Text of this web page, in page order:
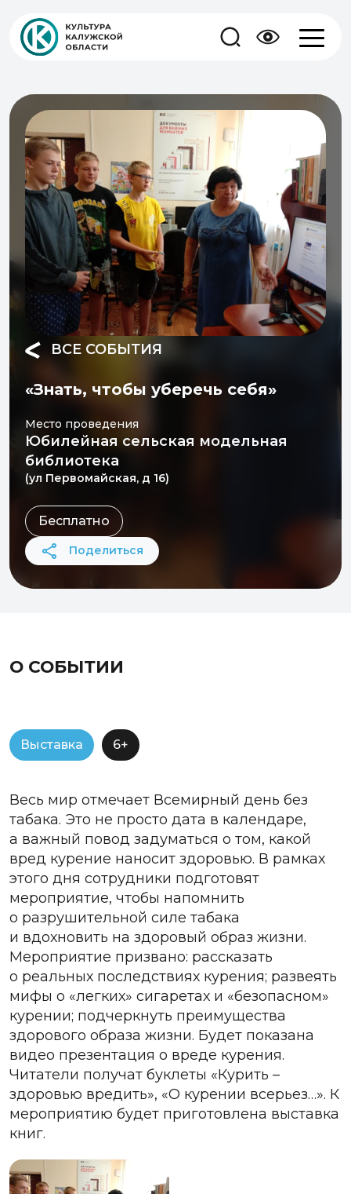
ВСЕ СОБЫТИЯ
«Знать, чтобы уберечь себя»
Место проведения
Юбилейная сельская модельная
библиотека
(ул Первомайская, д 16)
Бесплатно
Поделиться
О СОБЫТИИ
Выставка 6+
Весь мир отмечает Всемирный день без
табака. Это не просто дата в календаре,
а важный повод задуматься о том, какой
вред курение наносит здоровью. В рамках
этого дня сотрудники подготовят
мероприятие, чтобы напомнить
о разрушительной силе табака
и вдохновить на здоровый образ жизни.
Мероприятие призвано: рассказать
о реальных последствиях курения; развеять
мифы о «легких» сигаретах и «безопасном»
курении; подчеркнуть преимущества
здорового образа жизни. Будет показана
видео презентация о вреде курения.
Читатели получат буклеты «Курить –
здоровью вредить», «О курении всерьез…». К
мероприятию будет приготовлена выставка
книг.